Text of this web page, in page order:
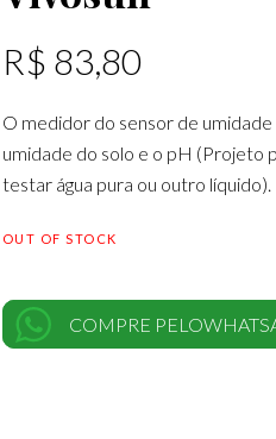
R$ 83,80
O medidor do sensor de
umidade do solo e o pH (Projeto
testar água pura ou outro líquido).
OUT OF STOCK
COMPRE